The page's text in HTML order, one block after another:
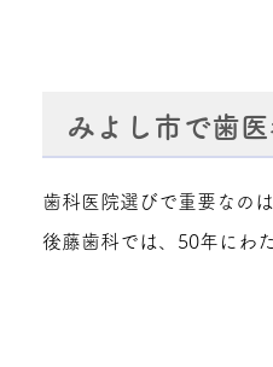
みよし市で歯
歯科医院選びで重要なの
後藤歯科では、50年にわ